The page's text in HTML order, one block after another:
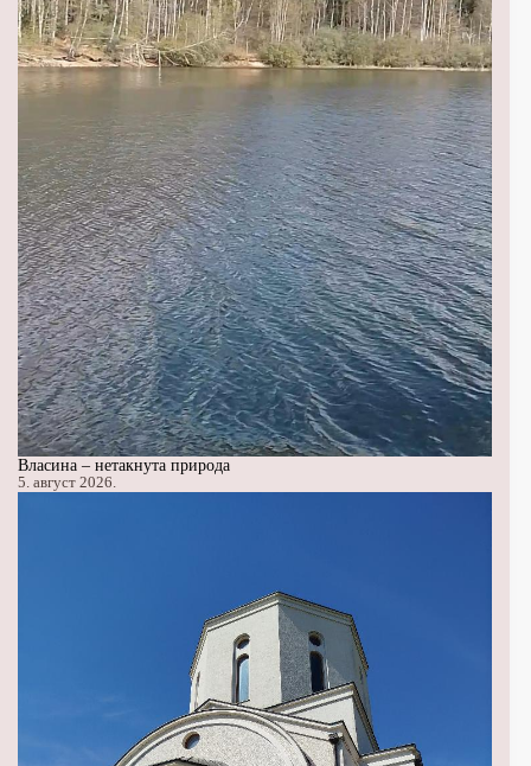
Власина – нетакнута природа
5. август 2026.